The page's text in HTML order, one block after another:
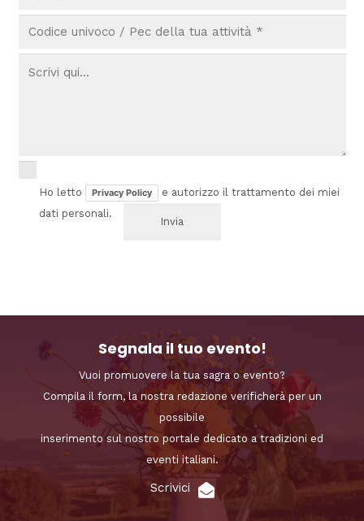
Ho letto Privacy Policy
e autorizzo il trattamento dei miei
dati personali.
Segnala il tuo evento!
Vuoi promuovere la tua sagra o evento?
Compila il form, la nostra redazione verificherà per un
possibile
inserimento sul nostro portale dedicato a tradizioni ed
eventi italiani.
Scrivici